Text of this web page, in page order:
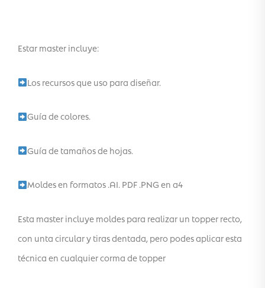
Estar master incluye:
Los recursos que uso para diseñar.
Guía de colores.
Guía de tamaños de hojas.
Moldes en formatos .AI. PDF .PNG en a4
Esta master incluye moldes para realizar un topper recto,
con unta circular y tiras dentada, pero podes aplicar esta
técnica en cualquier corma de topper